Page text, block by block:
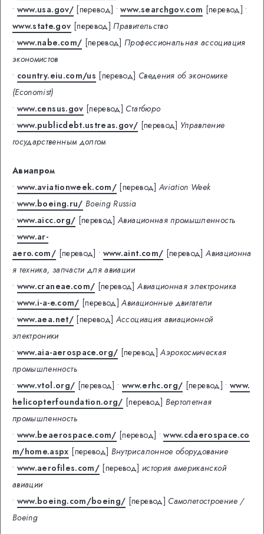
• www.usa.gov/ [перевод] •www.searchgov.com [перевод] •
www.state.gov [перевод] Правительство
• www.nabe.com/ [перевод] Профессиональная ассоциация
экономистов
• country.eiu.com/us [перевод] Сведения об экономике
(Economist)
• www.census.gov [перевод] Статбюро
• www.publicdebt.ustreas.gov/ [перевод] Управление
государственным долгом
Авиапром
• www.aviationweek.com/ [перевод] Aviation Week
• www.boeing.ru/ Boeing Russia
• www.aicc.org/ [перевод] Авиационная промышленность
• www.ar-
aero.com/ [перевод] • www.aint.com/ [перевод] Авиационна
я техника, запчасти для авиации
• www.craneae.com/ [перевод] Авиационная электроника
• www.i-a-e.com/ [перевод] Авиационные двигатели
• www.aea.net/ [перевод] Ассоциация авиационной
электроники
• www.aia-aerospace.org/ [перевод] Аэрокосмическая
промышленность
• www.vtol.org/ [перевод] • www.erhc.org/ [перевод] • www.
helicopterfoundation.org/ [перевод] Вертолетная
промышленность
• www.beaerospace.com/ [перевод] •www.cdaerospace.co
m/home.aspx [перевод] Внутрисалонное оборудование
• www.aerofiles.com/ [перевод] история американской
авиации
• www.boeing.com/boeing/ [перевод] Самолетостроение /
Boeing